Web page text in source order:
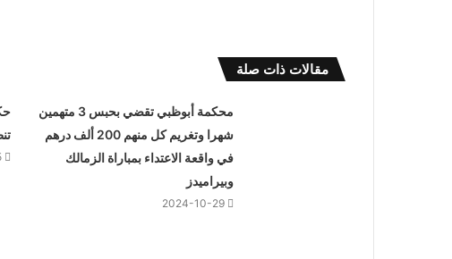
مقالات ذات صلة
محكمة أبوظبي تقضي بحبس 3 متهمين
شهرا وتغريم كل منهم 200 ألف درهم
في واقعة الاعتداء بمباراة الزمالك
وبيراميدز
2024-10-29